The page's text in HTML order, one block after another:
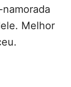
Melhor